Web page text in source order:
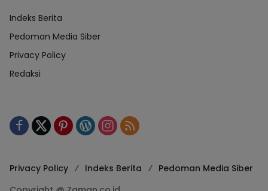
Indeks Berita
Pedoman Media Siber
Privacy Policy
Redaksi
Privacy Policy Indeks Berita
Pedoman Media Siber